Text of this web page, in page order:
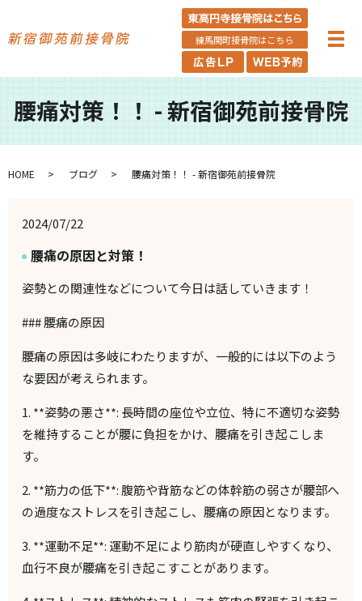
練馬関町接骨院はこちら
腰痛対策！！ - 新宿御苑前接骨院
HOME ブログ 腰痛対策！！ - 新宿御苑前接骨院
2024/07/22
腰痛の原因と対策！
姿勢との関連性などについて今日は話していきます！
###腰痛の原因
腰痛の原因は多岐にわたりますが、一般的には以下のよう
な要因が考えられます。
1. **姿勢の悪さ**: 長時間の座位や立位、特に不適切な姿勢
を維持することが腰に負担をかけ、腰痛を引き起こしま
す。
2. **筋力の低下**: 腹筋や背筋などの体幹筋の弱さが腰部へ
の過度なストレスを引き起こし、腰痛の原因となります。
3. **運動不足**: 運動不足により筋肉が硬直しやすくなり、
血行不良が腰痛を引き起こすことがあります。